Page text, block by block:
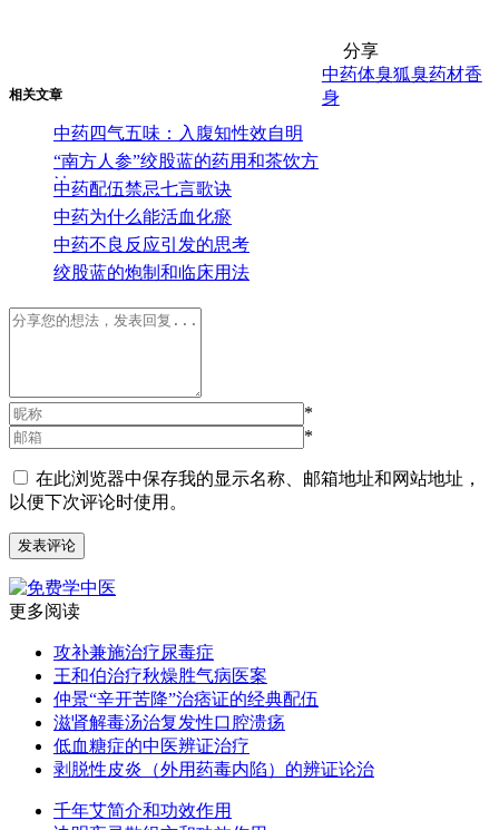
分享
相关文章
中药四气五味：入腹知性效自明
“南方人参”绞股蓝的药用和茶饮方
法
中药配伍禁忌七言歌诀
中药为什么能活血化瘀
中药不良反应引发的思考
绞股蓝的炮制和临床用法
中药体臭狐臭药材香
身
*
*
在此浏览器中保存我的显示名称、邮箱地址和网站地址，
以便下次评论时使用。
更多阅读
攻补兼施治疗尿毒症
王和伯治疗秋燥胜气病医案
仲景“辛开苦降”治痞证的经典配伍
滋肾解毒汤治复发性口腔溃疡
低血糖症的中医辨证治疗
剥脱性皮炎（外用药毒内陷）的辨证论治
千年艾简介和功效作用